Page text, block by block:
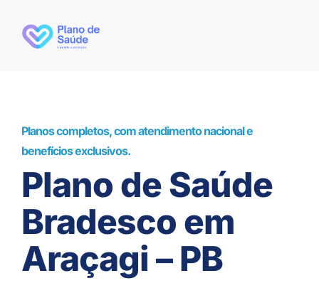
Planos completos, com atendimento nacional e
benefícios exclusivos.
Plano de Saúde
Bradesco em
Araçagi – PB